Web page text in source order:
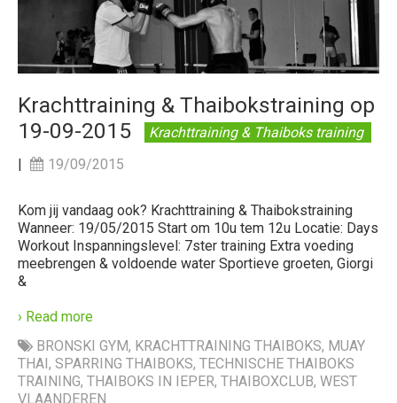
Krachttraining & Thaibokstraining op
19-09-2015
Krachttraining & Thaiboks training
|
19/09/2015
Kom jij vandaag ook? Krachttraining & Thaibokstraining
Wanneer: 19/05/2015 Start om 10u tem 12u Locatie: Days
Workout Inspanningslevel: 7ster training Extra voeding
meebrengen & voldoende water Sportieve groeten, Giorgi
&
› Read more
BRONSKI GYM, KRACHTTRAINING THAIBOKS, MUAY
THAI, SPARRING THAIBOKS, TECHNISCHE THAIBOKS
TRAINING, THAIBOKS IN IEPER, THAIBOXCLUB, WEST
VLAANDEREN